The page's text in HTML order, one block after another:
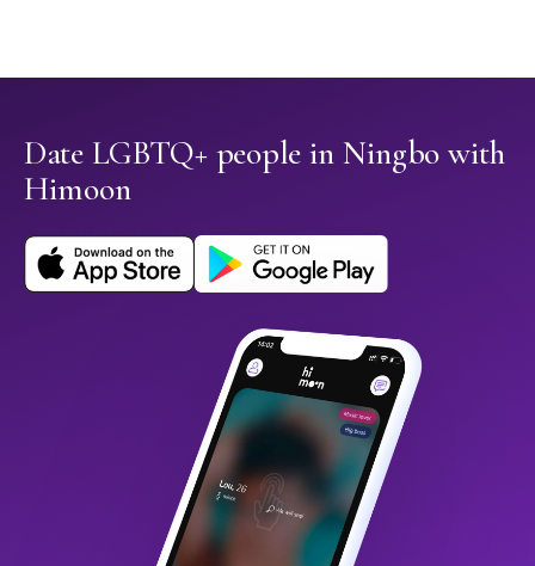
Date LGBTQ+ people in Ningbo with
Himoon